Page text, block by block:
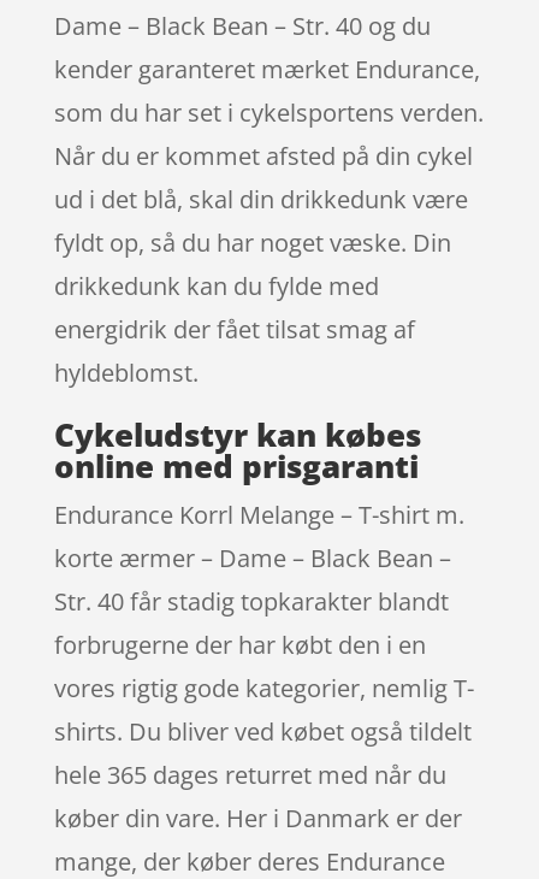
Dame – Black Bean – Str. 40 og du
kender garanteret mærket Endurance,
som du har set i cykelsportens verden.
Når du er kommet afsted på din cykel
ud i det blå, skal din drikkedunk være
fyldt op, så du har noget væske. Din
drikkedunk kan du fylde med
energidrik der fået tilsat smag af
hyldeblomst.
Cykeludstyr kan købes
online med prisgaranti
Endurance Korrl Melange – T-shirt m.
korte ærmer – Dame – Black Bean –
Str. 40 får stadig topkarakter blandt
forbrugerne der har købt den i en
vores rigtig gode kategorier, nemlig T-
shirts. Du bliver ved købet også tildelt
hele 365 dages returret med når du
køber din vare. Her i Danmark er der
mange, der køber deres Endurance